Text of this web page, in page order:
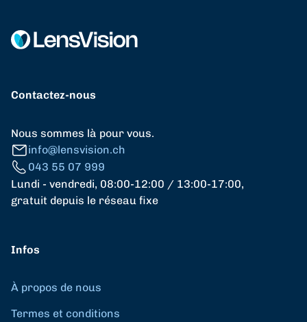
Contactez-nous
Nous sommes là pour vous.
info@lensvision.ch
043 55 07 999
Lundi - vendredi, 08:00-12:00 / 13:00-17:00,
gratuit depuis le réseau fixe
Infos
À propos de nous
Termes et conditions